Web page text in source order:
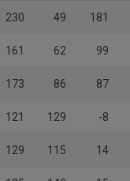
230 49 181
161 62 99
173 86 87
121 129 -8
129 115 14